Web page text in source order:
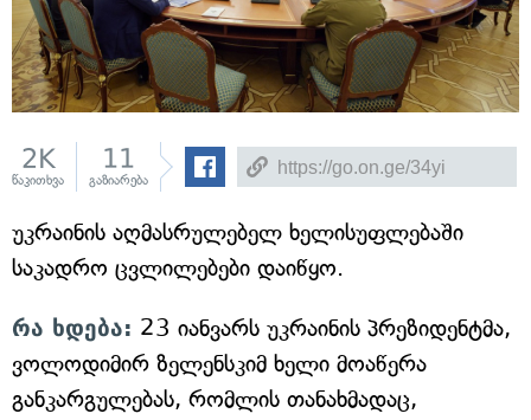
2K
წაკითხვა
11
გაზიარება
უკრაინის აღმასრულებელ ხელისუფლებაში
საკადრო ცვლილებები დაიწყო.
რა ხდება: 23 იანვარს უკრაინის პრეზიდენტმა,
ვოლოდიმირ ზელენსკიმ ხელი მოაწერა
განკარგულებას, რომლის თანახმადაც,